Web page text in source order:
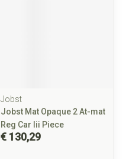
Jobst
Jobst Mat Opaque 2 At-mat
Reg Car Iii Piece
€ 130,29